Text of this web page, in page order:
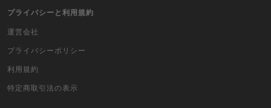
プライバシーと利用規約
運営会社
プライバシーポリシー
利用規約
特定商取引法の表示